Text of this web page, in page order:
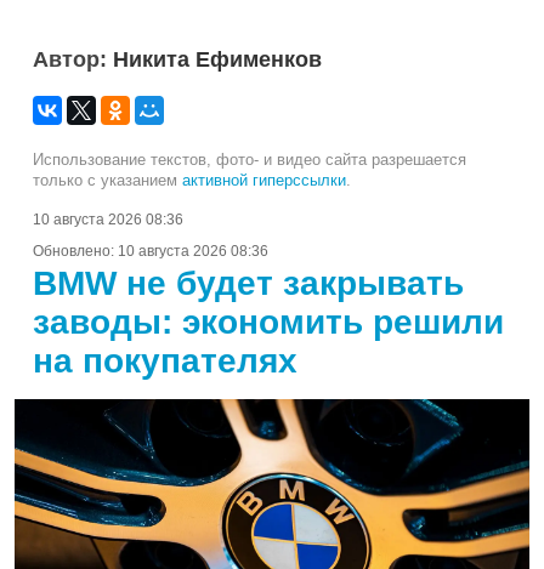
Автор: Никита Ефименков
Использование текстов, фото- и видео сайта разрешается
только с указанием активной гиперссылки
10 августа 2026 08:36
Обновлено: 10 августа 2026 08:36
BMW не будет закрывать
заводы: экономить решили
на покупателях